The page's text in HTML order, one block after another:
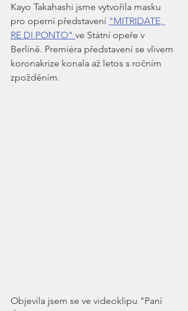
Kayo Takahashi jsme vytvořila masku
pro operní představení "MITRIDATE,
RE DI PONTO" ve Státní opeře v
Berlíně. Premiéra představení se vlivem
koronakrize konala až letos s ročním
zpožděním.
Objevila jsem se ve videoklipu "Paní